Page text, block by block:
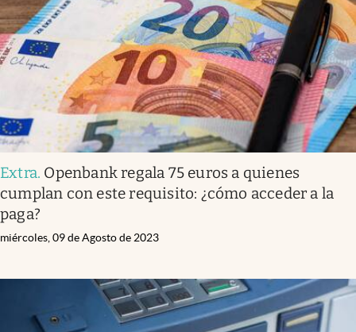
Extra. Openbank regala 75 euros a quienes
cumplan con este requisito: ¿cómo acceder a la
paga?
miércoles, 09 de Agosto de 2023